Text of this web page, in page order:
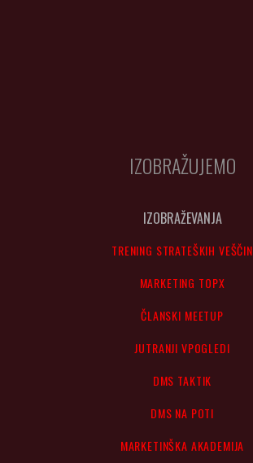
IZOBRAŽUJEMO
IZOBRAŽEVANJA
TRENING STRATEŠKIH VEŠČIN
MARKETING TOPX
ČLANSKI MEETUP
JUTRANJI VPOGLEDI
DMS TAKTIK
DMS NA POTI
MARKETINŠKA AKADEMIJA